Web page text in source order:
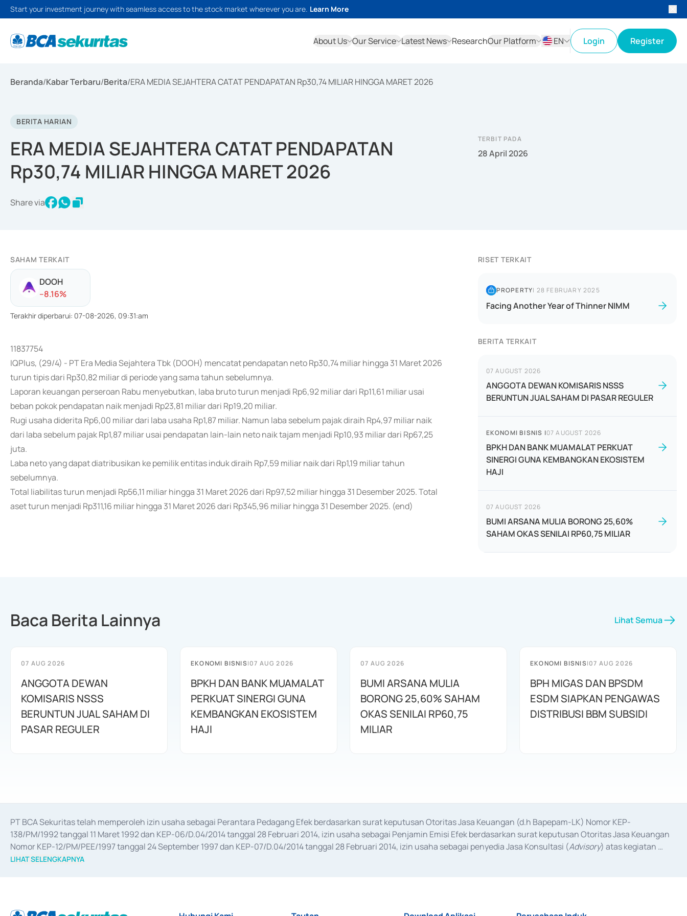
Start your investment journey with seamless access to the stock market wherever you are. Learn More
About Us Our Service Latest News ResearchOur Platform
EN
Login Register
Beranda/Kabar Terbaru/Berita/ERA MEDIA SEJAHTERA CATAT PENDAPATAN Rp30,74 MILIAR HINGGA MARET 2026
BERITA HARIAN
ERA MEDIA SEJAHTERA CATAT PENDAPATAN
Rp30,74 MILIAR HINGGA MARET 2026
Share via
TERBIT PADA
28 April 2026
SAHAM TERKAIT
DOOH
--8.16%
Terakhir diperbarui: 07-08-2026, 09:31:am
11837754
IQPlus, (29/4) - PT Era Media Sejahtera Tbk (DOOH) mencatat pendapatan neto Rp30,74 miliar hingga 31 Maret 2026
turun tipis dari Rp30,82 miliar di periode yang sama tahun sebelumnya.
Laporan keuangan perseroan Rabu menyebutkan, laba bruto turun menjadi Rp6,92 miliar dari Rp11,61 miliar usai
beban pokok pendapatan naik menjadi Rp23,81 miliar dari Rp19,20 miliar.
Rugi usaha diderita Rp6,00 miliar dari laba usaha Rp1,87 miliar. Namun laba sebelum pajak diraih Rp4,97 miliar naik
dari laba sebelum pajak Rp1,87 miliar usai pendapatan lain-lain neto naik tajam menjadi Rp10,93 miliar dari Rp67,25
juta.
Laba neto yang dapat diatribusikan ke pemilik entitas induk diraih Rp7,59 miliar naik dari Rp1,19 miliar tahun
sebelumnya.
Total liabilitas turun menjadi Rp56,11 miliar hingga 31 Maret 2026 dari Rp97,52 miliar hingga 31 Desember 2025. Total
aset turun menjadi Rp311,16 miliar hingga 31 Maret 2026 dari Rp345,96 miliar hingga 31 Desember 2025. (end)
RISET TERKAIT
PROPERTY| 28 FEBRUARY 2025
Facing Another Year of Thinner NIMM
BERITA TERKAIT
07 AUGUST 2026
ANGGOTA DEWAN KOMISARIS NSSS
BERUNTUN JUAL SAHAM DI PASAR REGULER
EKONOMI BISNIS |07 AUGUST 2026
BPKH DAN BANK MUAMALAT PERKUAT
SINERGI GUNA KEMBANGKAN EKOSISTEM
HAJI
07 AUGUST 2026
BUMI ARSANA MULIA BORONG 25,60%
SAHAM OKAS SENILAI RP60,75 MILIAR
Baca Berita Lainnya Lihat Semua
07 AUG 2026
ANGGOTA DEWAN
KOMISARIS NSSS
BERUNTUN JUAL SAHAM DI
PASAR REGULER
EKONOMI BISNIS|07 AUG 2026
BPKH DAN BANK MUAMALAT
PERKUAT SINERGI GUNA
KEMBANGKAN EKOSISTEM
HAJI
07 AUG 2026
BUMI ARSANA MULIA
BORONG 25,60% SAHAM
OKAS SENILAI RP60,75
MILIAR
EKONOMI BISNIS|07 AUG 2026
BPH MIGAS DAN BPSDM
ESDM SIAPKAN PENGAWAS
DISTRIBUSI BBM SUBSIDI
PT BCA Sekuritas telah memperoleh izin usaha sebagai Perantara Pedagang Efek berdasarkan surat keputusan Otoritas Jasa Keuangan (d.h Bapepam-LK) Nomor KEP-
138/PM/1992 tanggal 11 Maret 1992 dan KEP-06/D.04/2014 tanggal 28 Februari 2014, izin usaha sebagai Penjamin Emisi Efek berdasarkan surat keputusan Otoritas Jasa Keuangan
Nomor KEP-12/PM/PEE/1997 tanggal 24 September 1997 dan KEP-07/D.04/2014 tanggal 28 Februari 2014, izin usaha sebagai penyedia Jasa Konsultasi (Advisory) atas kegiatan
merger, akuisisi, divestasi, dan
LIHAT SELENGKAPNYA